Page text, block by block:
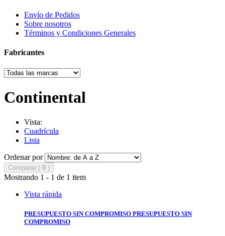
Envío de Pedidos
Sobre nosotros
Términos y Condiciones Generales
Fabricantes
Continental
Vista:
Cuadrícula
Lista
Ordenar por
Comparar ( 0 )
Mostrando 1 - 1 de 1 item
Vista rápida
PRESUPUESTO SIN COMPROMISO PRESUPUESTO SIN
COMPROMISO